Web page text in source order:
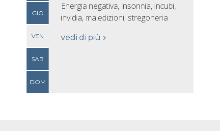
GIO
VEN
SAB
DOM
Energia negativa, insonnia, incubi,
invidia, maledizioni, stregoneria
vedi di più